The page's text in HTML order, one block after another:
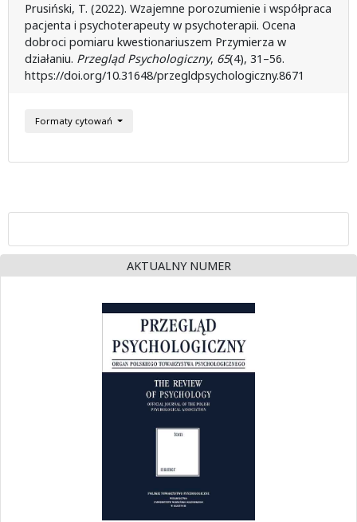
Prusiński, T. (2022). Wzajemne porozumienie i współpraca
pacjenta i psychoterapeuty w psychoterapii. Ocena
dobroci pomiaru kwestionariuszem Przymierza w
działaniu. Przegląd Psychologiczny, 65(4), 31–56.
https://doi.org/10.31648/przegldpsychologiczny.8671
Formaty cytowań
AKTUALNY NUMER